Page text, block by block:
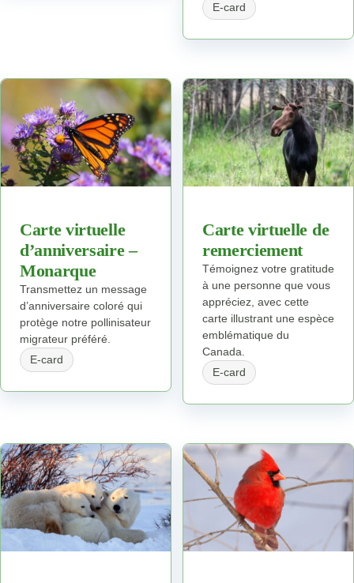
E-card
Carte virtuelle
d’anniversaire –
Monarque
Transmettez un message
d’anniversaire coloré qui
protège notre pollinisateur
migrateur préféré.
E-card
Carte virtuelle de
remerciement
Témoignez votre gratitude
à une personne que vous
appréciez, avec cette
carte illustrant une espèce
emblématique du
Canada.
E-card